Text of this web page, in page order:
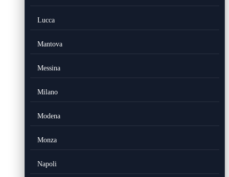
Lucca
Mantova
Messina
Milano
Modena
Monza
Napoli